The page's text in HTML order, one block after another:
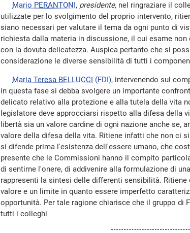
Mario PERANTONI, presidente, nel ringraziare il
utilizzate per lo svolgimento del proprio intervento,
siano necessari per valutare il tema da ogni punto di
richiesta dalla materia in discussione, il cui esame
con la dovuta delicatezza. Auspica pertanto che si
considerazione le diverse sensibilità di tutti i
Maria Teresa BELLUCCI (FDI), intervenendo sul
in questa fase si debba svolgere un importante
delicato relativo alla protezione e alla tutela della vita
legislatore deve approcciarsi rispetto alla difesa della
libertà sia un valore cardine di ogni nazione anche se,
valore della difesa della vita. Ritiene infatti che non ci
si difende prima l'esistenza dell'essere umano, che
presente che le Commissioni hanno il compito
di sentirne l'onere, di addivenire alla formulazione di
rappresenti la sintesi delle differenti sensibilità.
valore e un limite in quanto essere imperfetto
opportunità. Per tale ragione chiarisce che il gruppo di
tutti i colleghi